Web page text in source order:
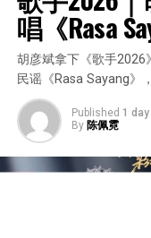
唱《Rasa
胡彦斌拿下《歌手2026
民谣《Rasa Sayang》
Published 1 day
By 陈佩霓